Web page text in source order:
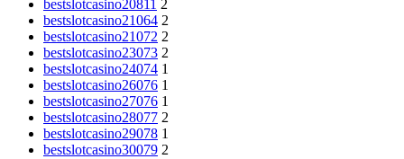
bestslotcasino20811 2
bestslotcasino21064 2
bestslotcasino21072 2
bestslotcasino23073 2
bestslotcasino24074 1
bestslotcasino26076 1
bestslotcasino27076 1
bestslotcasino28077 2
bestslotcasino29078 1
bestslotcasino30079 2